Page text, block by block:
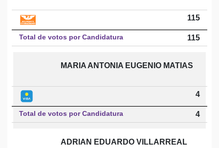
115
Total de votos por Candidatura 115
MARIA ANTONIA EUGENIO MATIAS
4
Total de votos por Candidatura 4
ADRIAN EDUARDO VILLARREAL